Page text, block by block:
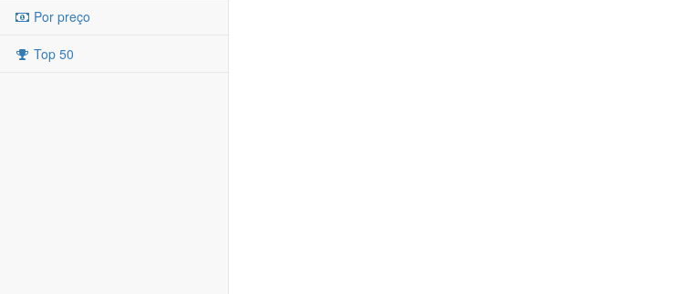
Por preço
Top 50